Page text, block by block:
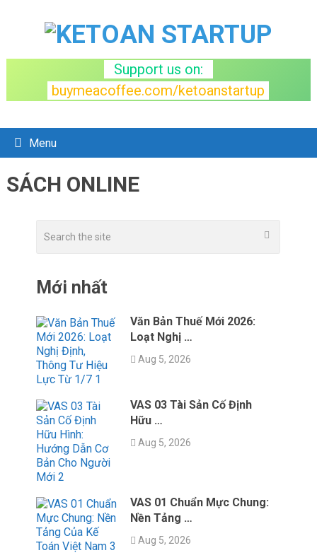
Support us on:
buymeacoffee.com/ketoanstartup
Menu
CATEGORIES:
SÁCH ONLINE
Mới nhất
Văn Bản Thuế Mới 2026:
Loạt Nghị …
Aug 5, 2026
VAS 03 Tài Sản Cố Định
Hữu …
Aug 5, 2026
VAS 01 Chuẩn Mực Chung:
Nền Tảng …
Aug 5, 2026